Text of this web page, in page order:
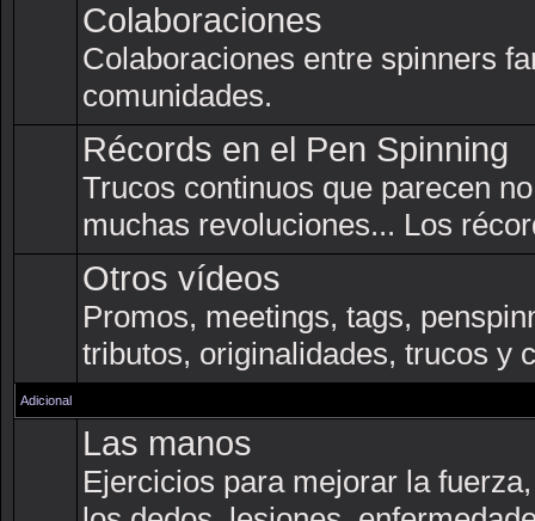
Colaboraciones
Colaboraciones entre spinners
comunidades.
Récords en el Pen Spinning
Trucos continuos que parecen
muchas revoluciones... Los
Otros vídeos
Promos, meetings, tags,
tributos, originalidades, trucos y
Adicional
Las manos
Ejercicios para mejorar la